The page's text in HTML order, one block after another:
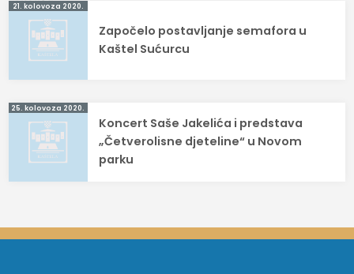
Navigacija
objava
21. kolovoza 2020.
Započelo postavljanje semafora u
Kaštel Sućurcu
25. kolovoza 2020.
Koncert Saše Jakelića i predstava
„Četverolisne djeteline“ u Novom
parku